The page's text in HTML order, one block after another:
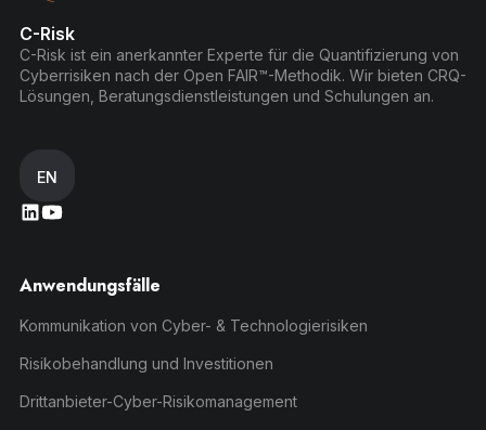
C-Risk
C-Risk ist ein anerkannter Experte für die Quantifizierung von
Cyberrisiken nach der Open FAIR™-Methodik. Wir bieten CRQ-
Lösungen, Beratungsdienstleistungen und Schulungen an.
EN
Anwendungsfälle
Kommunikation von Cyber- & Technologierisiken
Risikobehandlung und Investitionen
Drittanbieter-Cyber-Risikomanagement